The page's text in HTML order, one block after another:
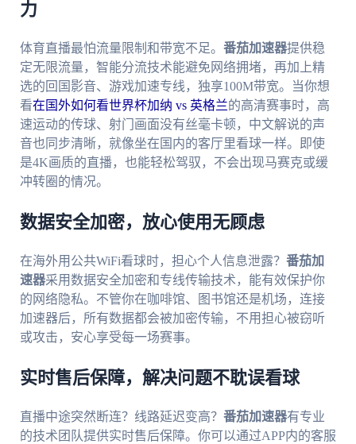
力
体育直播最怕流量限制和带宽不足。 番茄加速器提供稳
定无限流量，智能分流技术能避免网络拥堵，再加上精
选的回国影音、游戏加速专线，独享100M带宽。当你想
看在国外如何看世界杯加纳 vs 英格兰的高清赛事时，高
速运动的传球、射门画面没有丝毫卡顿，中文解说的声
音也同步清晰，就像坐在国内的客厅里看球一样。即使
是4K画质的直播，也能轻松驾驭，不会出现马赛克或缓
冲转圈的情况。
数据安全加密，放心使用无顾虑
在海外用公共WiFi看球时，担心个人信息泄露？ 番茄加
速器采用数据安全加密和专线传输技术，能有效保护你
的网络隐私。不管你在咖啡馆、图书馆还是机场，连接
加速器后，所有数据都会被加密传输，不用担心被窃听
或攻击，安心享受每一场赛事。
实时售后保障，解决问题不耽误看球
直播中途突然断连？线路延迟变高？ 番茄加速器有专业
的技术团队提供实时售后保障。你可以通过APP内的客服